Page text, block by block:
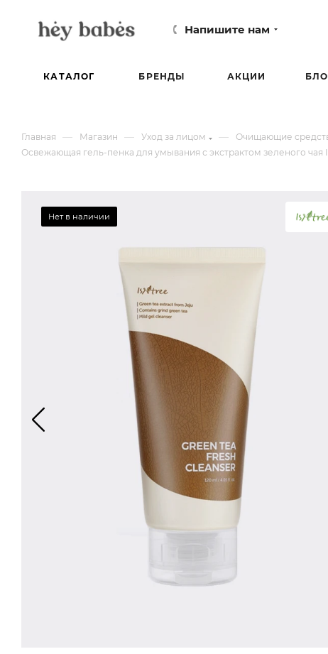
Напишите нам
КАТАЛОГ БРЕНДЫ АКЦИИ
Главная — Магазин — Уход за лицом — Очищающие
Освежающая гель-пенка для умывания с экстрактом зеленого чая
Нет в наличии